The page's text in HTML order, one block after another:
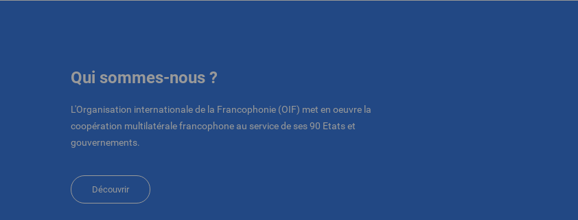
Qui sommes-nous ?
L'Organisation internationale de la Francophonie (OIF) met en oeuvre la
coopération multilatérale francophone au service de ses 90 Etats et
gouvernements.
Découvrir